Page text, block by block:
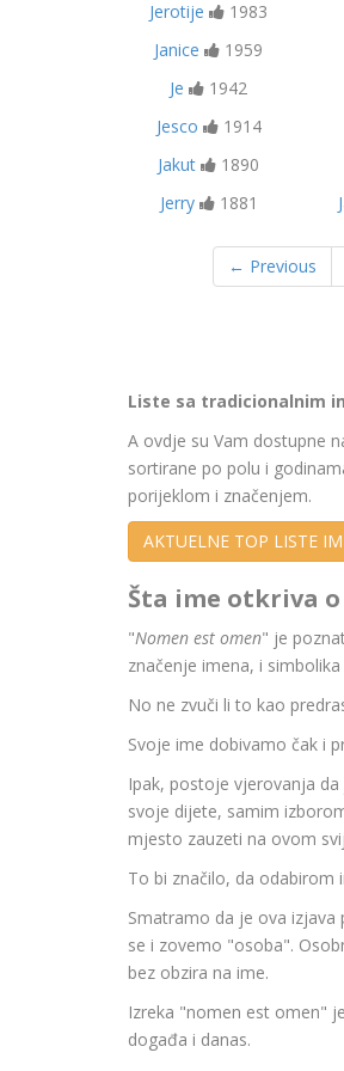
Jerotije 1983
Janice
1959
Je
1942
Jesco
1914
Jakut
1890
Jerry
1881
← Previous
Liste sa tradicionalnim
A ovdje su Vam dostupne
sortirane po polu i
porijeklom i značenjem.
AKTUELNE TOP LISTE
Šta ime otkriva o
"Nomen est omen" je
značenje imena, i
No ne zvuči li to kao
Svoje ime dobivamo čak i
Ipak, postoje vjerovanja
svoje dijete, samim
mjesto zauzeti na ovom
To bi značilo, da
Smatramo da je ova
se i zovemo "osoba".
bez obzira na ime.
Izreka "nomen est omen"
događa i danas.